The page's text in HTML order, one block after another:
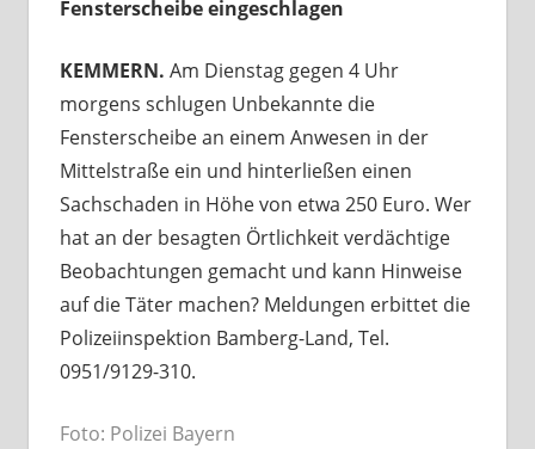
Fensterscheibe eingeschlagen
KEMMERN. Am Dienstag gegen 4 Uhr
morgens schlugen Unbekannte die
Fensterscheibe an einem Anwesen in der
Mittelstraße ein und hinterließen einen
Sachschaden in Höhe von etwa 250 Euro. Wer
hat an der besagten Örtlichkeit verdächtige
Beobachtungen gemacht und kann Hinweise
auf die Täter machen? Meldungen erbittet die
Polizeiinspektion Bamberg-Land, Tel.
0951/9129-310.
Foto: Polizei Bayern